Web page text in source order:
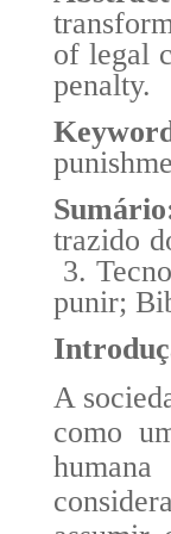
of legal
penalty.
trazido
3.
punir;
A
como